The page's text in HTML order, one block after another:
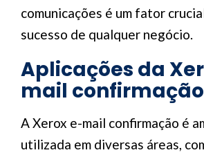
comunicações é um fator
sucesso de qualquer negócio.
Aplicações da
mail confirmação
A Xerox e-mail confirmação é
utilizada em diversas áreas,